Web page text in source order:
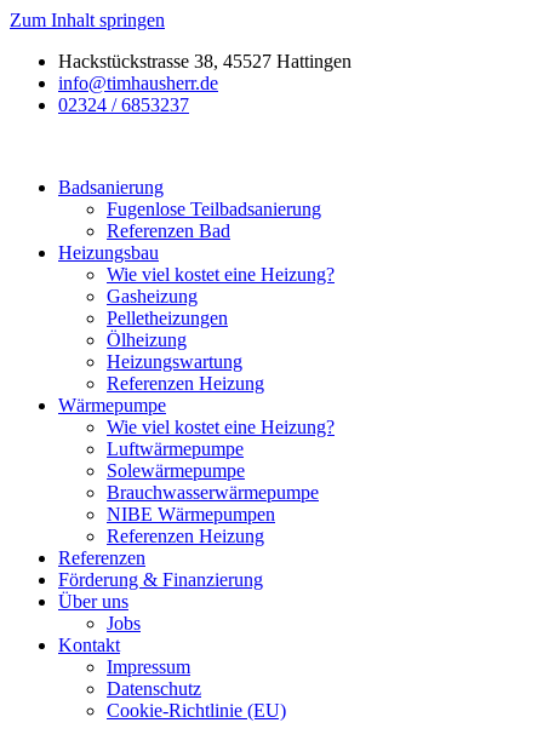
Zum Inhalt springen
Hackstückstrasse 38, 45527 Hattingen
info@timhausherr.de
02324 / 6853237
Badsanierung
Fugenlose Teilbadsanierung
Referenzen Bad
Heizungsbau
Wie viel kostet eine Heizung?
Gasheizung
Pelletheizungen
Ölheizung
Heizungswartung
Referenzen Heizung
Wärmepumpe
Wie viel kostet eine Heizung?
Luftwärmepumpe
Solewärmepumpe
Brauchwasserwärmepumpe
NIBE Wärmepumpen
Referenzen Heizung
Referenzen
Förderung & Finanzierung
Über uns
Jobs
Kontakt
Impressum
Datenschutz
Cookie-Richtlinie (EU)